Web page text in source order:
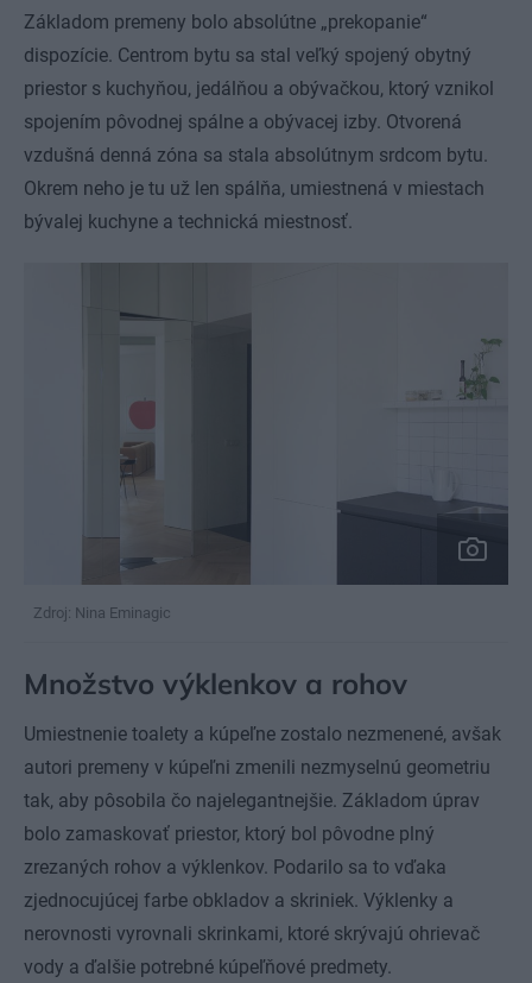
Základom premeny bolo absolútne „prekopanie“
dispozície. Centrom bytu sa stal veľký spojený obytný
priestor s kuchyňou, jedálňou a obývačkou, ktorý vznikol
spojením pôvodnej spálne a obývacej izby. Otvorená
vzdušná denná zóna sa stala absolútnym srdcom bytu.
Okrem neho je tu už len spálňa, umiestnená v miestach
bývalej kuchyne a technická miestnosť.
Zdroj: Nina Eminagic
Množstvo výklenkov a rohov
Umiestnenie toalety a kúpeľne zostalo nezmenené, avšak
autori premeny v kúpeľni zmenili nezmyselnú geometriu
tak, aby pôsobila čo najelegantnejšie. Základom úprav
bolo zamaskovať priestor, ktorý bol pôvodne plný
zrezaných rohov a výklenkov. Podarilo sa to vďaka
zjednocujúcej farbe obkladov a skriniek. Výklenky a
nerovnosti vyrovnali skrinkami, ktoré skrývajú ohrievač
vody a ďalšie potrebné kúpeľňové predmety.